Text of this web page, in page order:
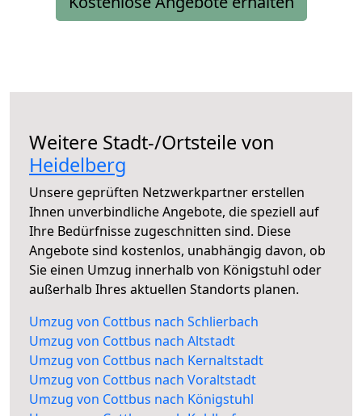
Weitere Stadt-/Ortsteile von
Heidelberg
Unsere geprüften Netzwerkpartner erstellen
Ihnen unverbindliche Angebote, die speziell auf
Ihre Bedürfnisse zugeschnitten sind. Diese
Angebote sind kostenlos, unabhängig davon, ob
Sie einen Umzug innerhalb von Königstuhl oder
außerhalb Ihres aktuellen Standorts planen.
Umzug von Cottbus nach Schlierbach
Umzug von Cottbus nach Altstadt
Umzug von Cottbus nach Kernaltstadt
Umzug von Cottbus nach Voraltstadt
Umzug von Cottbus nach Königstuhl